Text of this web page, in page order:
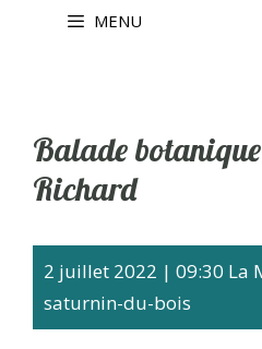
MENU
Balade
Richard
2 juillet 2022 | 09:30 La
saturnin-du-bois